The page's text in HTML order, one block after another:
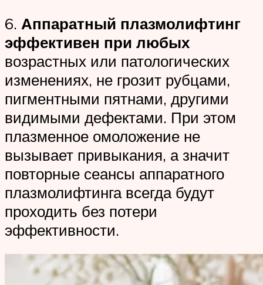
6. Аппаратный плазмолифтинг
эффективен при любых
возрастных или патологических
изменениях, не грозит рубцами,
пигментными пятнами, другими
видимыми дефектами. При этом
плазменное омоложение не
вызывает привыкания, а значит
повторные сеансы аппаратного
плазмолифтинга всегда будут
проходить без потери
эффективности.